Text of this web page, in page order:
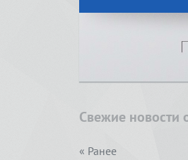
Свежие новости
« Ранее